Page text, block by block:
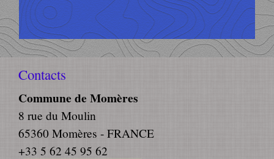
Contacts
Commune de Momères
8 rue du Moulin
65360 Momères - FRANCE
+33 5 62 45 95 62